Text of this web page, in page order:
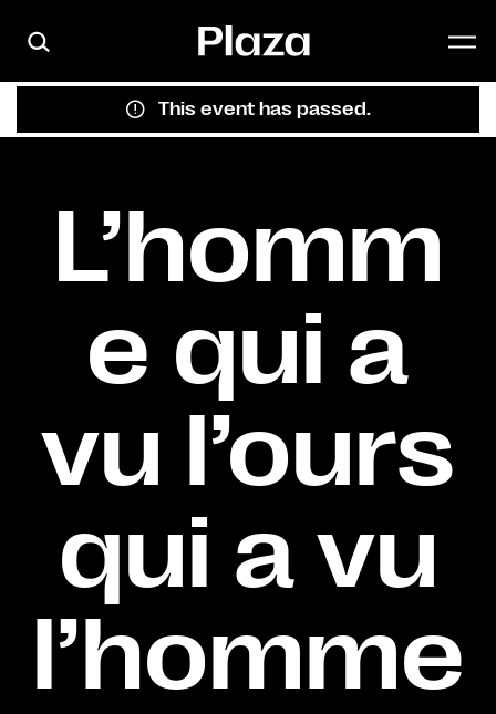
This event has passed.
L’homm
e qui a
vu l’ours
qui a vu
l’homme